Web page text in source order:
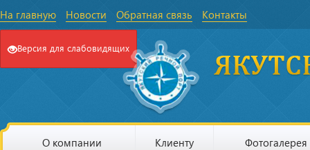
На главную Новости Обратная связь Контакты
Версия для слабовидящих
О компании Клиенту Фотогалерея